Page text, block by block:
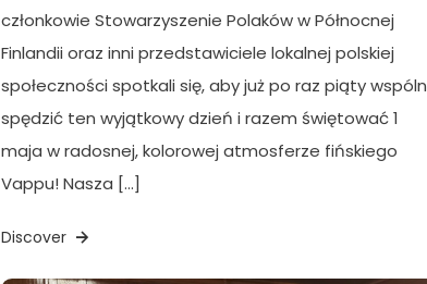
członkowie Stowarzyszenie Polaków w Północnej
Finlandii oraz inni przedstawiciele lokalnej polskiej
społeczności spotkali się, aby już po raz piąty
spędzić ten wyjątkowy dzień i razem świętować 1
maja w radosnej, kolorowej atmosferze fińskiego
Vappu! Nasza […]
Discover